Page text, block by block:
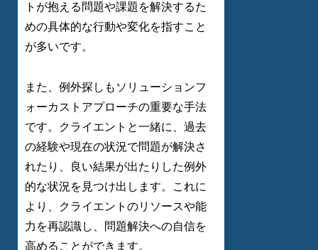
トが抱える問題や課題を解決するた
めの具体的な行動や変化を指すこと
が多いです。
また、例外探しもソリューションフ
ォーカストアプローチの重要な手法
です。クライエントと一緒に、過去
の経験や現在の状況で問題が解決さ
れたり、良い結果が出たりした例外
的な状況を見つけ出します。これに
より、クライエントのリソースや能
力を再認識し、問題解決への自信を
高めることができます。